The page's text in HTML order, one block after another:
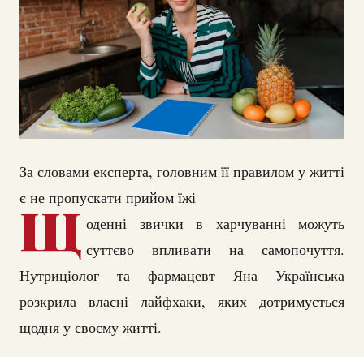
За словами експерта, головним її правилом у житті
є не пропускати прийом їжі
Щ оденні звички в харчуванні можуть
суттєво впливати на самопочуття.
Нутриціолог та фармацевт Яна Українська
розкрила власні лайфхаки, яких дотримується
щодня у своєму житті.